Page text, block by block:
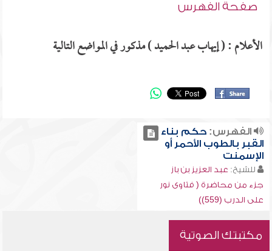
صفحة الفهرس
الأعلام : ( إيهاب عبد الحميد ) مذكور في المواضع التالية
الفهرس:حكم بناء
القبر بالطوب الأحمر أو
الإسمنت
للشيخ: عبد العزيز بن باز
جزء من محاضرة ( فتاوى نور
على الدرب (559))
مكتبتك الصوتية